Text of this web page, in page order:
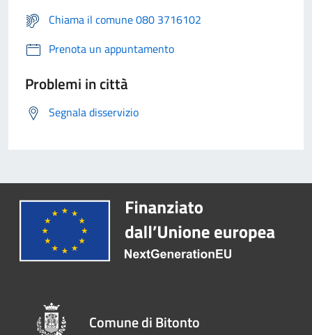
Chiama il comune 080 3716102
Prenota un appuntamento
Problemi in città
Segnala disservizio
Comune di Bitonto